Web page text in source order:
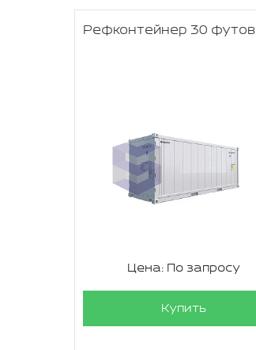
Рефконтейнер 30 футов
Цена: По запросу
Купить